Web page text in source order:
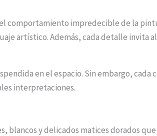
comportamiento impredecible de la
artístico. Además, cada detalle invita
en el espacio. Sin embargo,
interpretaciones.
blancos y delicados matices dorados